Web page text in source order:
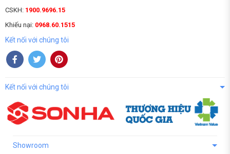
CSKH: 1900.9696.15
Khiếu nại: 0968.60.1515
Kết nối với chúng tôi
Kết nối với chúng tôi
Showroom